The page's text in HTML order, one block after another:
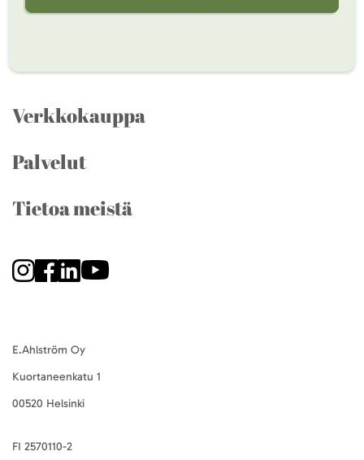
Verkkokauppa
Palvelut
Tietoa meistä
E.Ahlström Oy
Kuortaneenkatu 1
00520 Helsinki
FI 2570110-2